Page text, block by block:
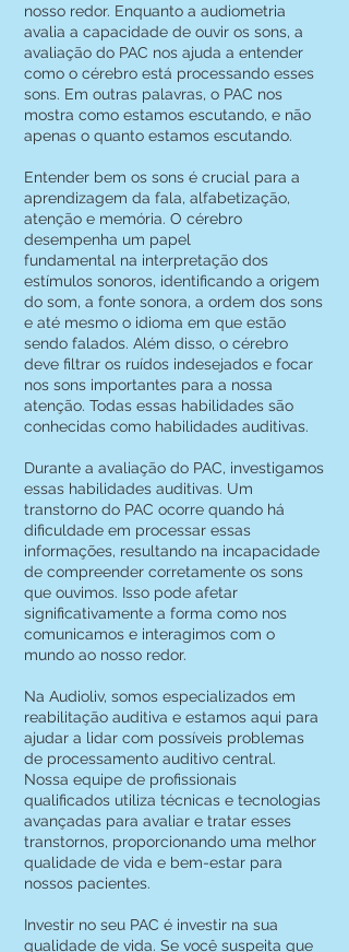
nosso redor. Enquanto a audiometria
avalia a capacidade de ouvir os sons, a
avaliação do PAC nos ajuda a entender
como o cérebro está processando esses
sons. Em outras palavras, o PAC nos
mostra como estamos escutando, e não
apenas o quanto estamos escutando.
Entender bem os sons é crucial para a
aprendizagem da fala, alfabetização,
atenção e memória. O cérebro
desempenha um papel
fundamental na interpretação dos
estímulos sonoros, identificando a origem
do som, a fonte sonora, a ordem dos sons
e até mesmo o idioma em que estão
sendo falados. Além disso, o cérebro
deve filtrar os ruídos indesejados e focar
nos sons importantes para a nossa
atenção. Todas essas habilidades são
conhecidas como habilidades auditivas.
Durante a avaliação do PAC, investigamos
essas habilidades auditivas. Um
transtorno do PAC ocorre quando há
dificuldade em processar essas
informações, resultando na incapacidade
de compreender corretamente os sons
que ouvimos. Isso pode afetar
significativamente a forma como nos
comunicamos e interagimos com o
mundo ao nosso redor.
Na Audioliv, somos especializados em
reabilitação auditiva e estamos aqui para
ajudar a lidar com possíveis problemas
de processamento auditivo central.
Nossa equipe de profissionais
qualificados utiliza técnicas e tecnologias
avançadas para avaliar e tratar esses
transtornos, proporcionando uma melhor
qualidade de vida e bem-estar para
nossos pacientes.
Investir no seu PAC é investir na sua
qualidade de vida. Se você suspeita que